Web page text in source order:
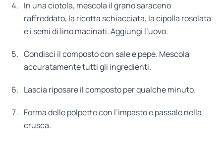
In una ciotola, mescola il grano saraceno
raffreddato, la ricotta schiacciata, la cipolla rosolata
e i semi di lino macinati. Aggiungi l’uovo.
Condisci il composto con sale e pepe. Mescola
accuratamente tutti gli ingredienti.
Lascia riposare il composto per qualche minuto.
Forma delle polpette con l’impasto e passale nella
crusca.